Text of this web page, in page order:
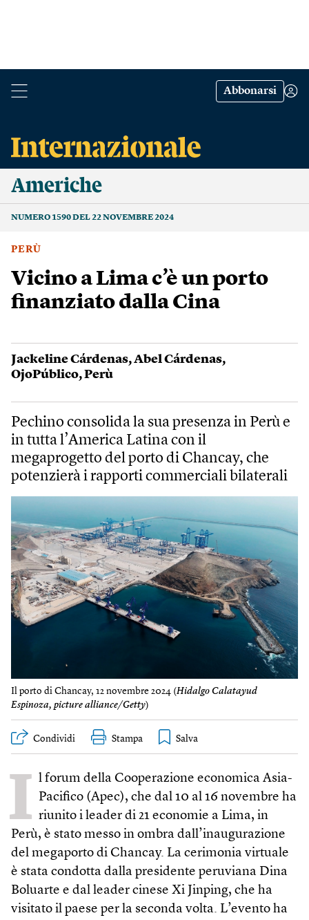
Abbonarsi
Americhe
NUMERO 1590 DEL 22 NOVEMBRE 2024
PERÙ
Vicino a Lima c’è un porto
finanziato dalla Cina
Jackeline Cárdenas,Abel Cárdenas,
OjoPúblico,Perù
Pechino consolida la sua presenza in Perù e
in tutta l’America Latina con il
megaprogetto del porto di Chancay, che
potenzierà i rapporti commerciali bilaterali
Il porto di Chancay, 12 novembre 2024 (Hidalgo Calatayud
Espinoza, picture alliance/Getty)
Condividi Stampa
I l forum della Cooperazione economica Asia-
Pacifico (Apec), che dal 10 al 16 novembre ha
riunito i leader di 21 economie a Lima, in
Perù, è stato messo in ombra dall’inaugurazione
del megaporto di Chancay. La cerimonia virtuale
è stata condotta dalla presidente peruviana Dina
Boluarte e dal leader cinese Xi Jinping, che ha
visitato il paese per la seconda volta. L’evento ha